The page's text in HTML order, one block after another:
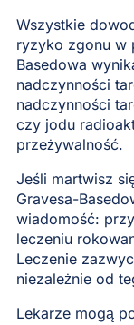
Wszystkie
ryzyko zgonu w
Basedowa
nadczynności
nadczynności
czy jodu
przeżywalność.
Jeśli martwisz
Gravesa-
wiadomość:
leczeniu
Leczenie
niezależnie od
Lekarze mogą